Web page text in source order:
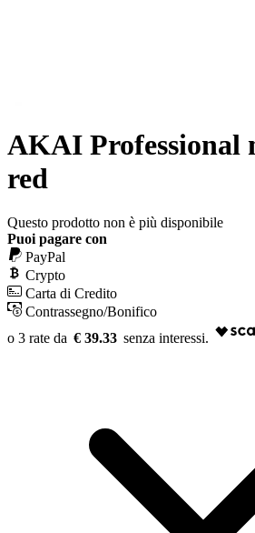
AKAI Professional
red
Questo prodotto non è più disponibile
Puoi pagare con
PayPal
Crypto
Carta di Credito
Contrassegno/Bonifico
€ 39.33